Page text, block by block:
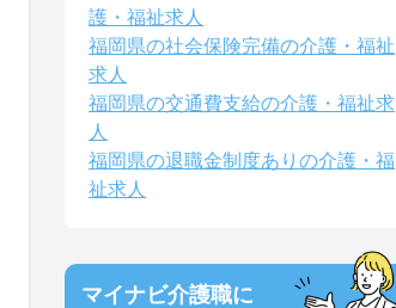
護・福祉求人
福岡県の社会保険完備の介護・福祉
求人
福岡県の交通費支給の介護・福祉求
人
福岡県の退職金制度ありの介護・福
祉求人
マイナビ介護職に